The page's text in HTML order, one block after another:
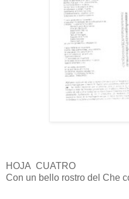
HOJA CUATRO
Con un bello rostro del Che